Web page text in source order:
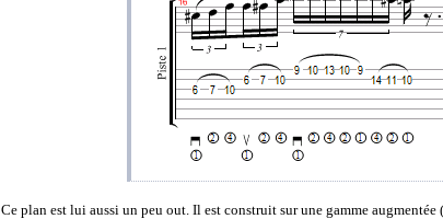
Ce plan est lui aussi un peu out. Il est construit sur une gamme